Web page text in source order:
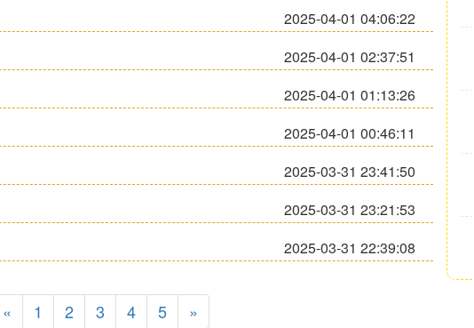
2025-04-01 04:06:22
2025-04-01 02:37:51
2025-04-01 01:13:26
2025-04-01 00:46:11
2025-03-31 23:41:50
2025-03-31 23:21:53
2025-03-31 22:39:08
« 1 2 3 4 5 »